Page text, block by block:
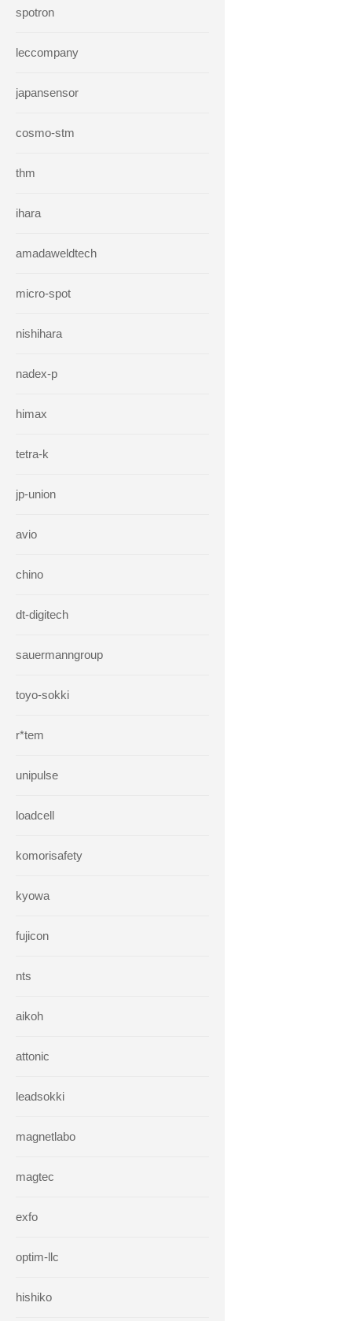
spotron
leccompany
japansensor
cosmo-stm
thm
ihara
amadaweldtech
micro-spot
nishihara
nadex-p
himax
tetra-k
jp-union
avio
chino
dt-digitech
sauermanngroup
toyo-sokki
r*tem
unipulse
loadcell
komorisafety
kyowa
fujicon
nts
aikoh
attonic
leadsokki
magnetlabo
magtec
exfo
optim-llc
hishiko